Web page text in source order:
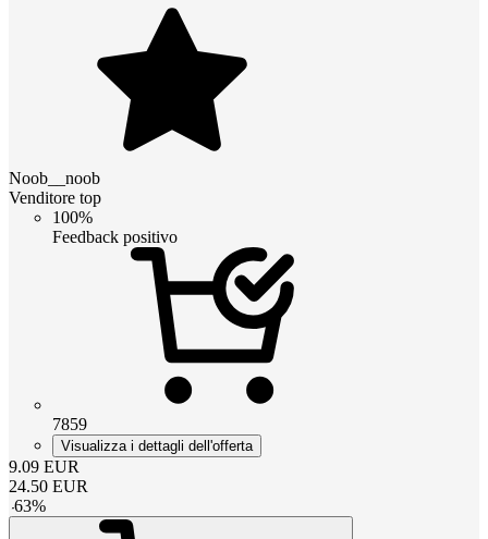
Noob__noob
Venditore top
100%
Feedback positivo
7859
Visualizza i dettagli dell'offerta
9.09 EUR
24.50 EUR
-63%